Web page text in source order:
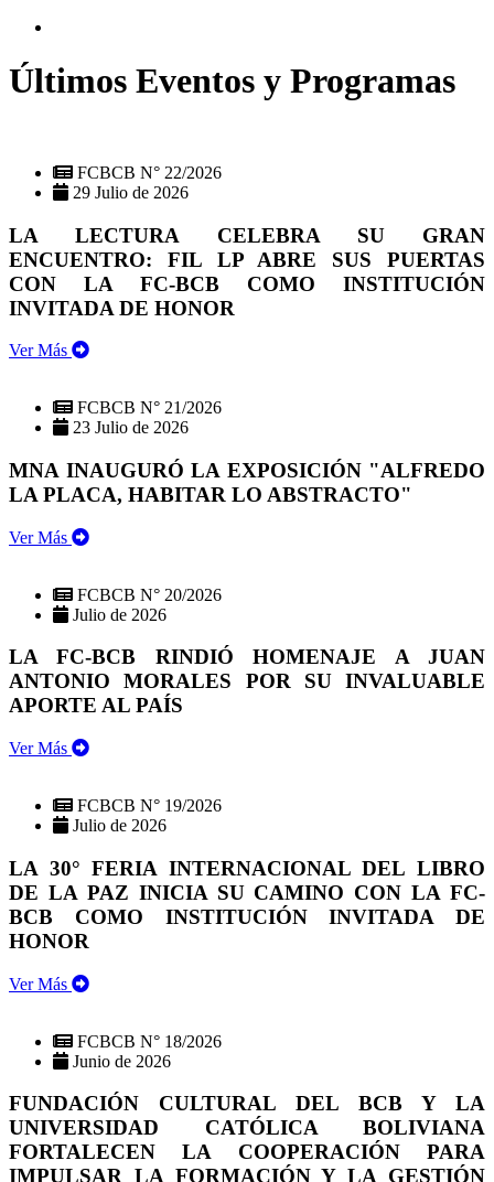
Últimos Eventos y Programas
FCBCB N° 22/2026
29 Julio de 2026
LA LECTURA CELEBRA SU GRAN
ENCUENTRO: FIL LP ABRE SUS PUERTAS
CON LA FC-BCB COMO INSTITUCIÓN
INVITADA DE HONOR
Ver Más
FCBCB N° 21/2026
23 Julio de 2026
MNA INAUGURÓ LA EXPOSICIÓN "ALFREDO
LA PLACA, HABITAR LO ABSTRACTO"
Ver Más
FCBCB N° 20/2026
Julio de 2026
LA FC-BCB RINDIÓ HOMENAJE A JUAN
ANTONIO MORALES POR SU INVALUABLE
APORTE AL PAÍS
Ver Más
FCBCB N° 19/2026
Julio de 2026
LA 30° FERIA INTERNACIONAL DEL LIBRO
DE LA PAZ INICIA SU CAMINO CON LA FC-
BCB COMO INSTITUCIÓN INVITADA DE
HONOR
Ver Más
FCBCB N° 18/2026
Junio de 2026
FUNDACIÓN CULTURAL DEL BCB Y LA
UNIVERSIDAD CATÓLICA BOLIVIANA
FORTALECEN LA COOPERACIÓN PARA
IMPULSAR LA FORMACIÓN Y LA GESTIÓN